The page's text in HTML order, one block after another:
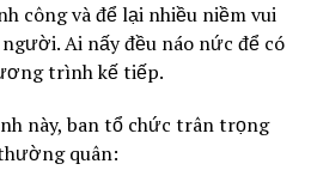
công và để lại nhiều niềm vui
Ai nấy đều náo nức để có
trình kế tiếp.
này, ban tổ chức trân trọng
quân: